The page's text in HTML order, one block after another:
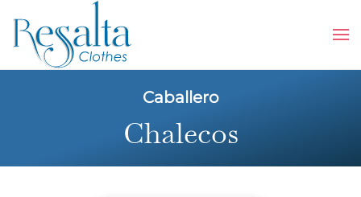
Skip to main content
Caballero
Chalecos